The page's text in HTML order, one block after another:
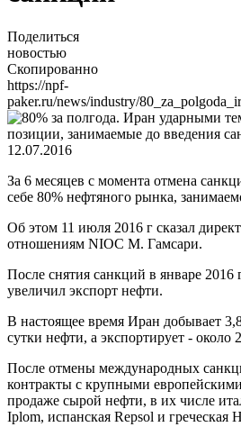
Поделиться
новостью
Скопированно
https://npf-
paker.ru/news/industry/
12.07.2016
За 6 месяцев с момента отмена
себе 80% нефтяного рынка,
Об этом 11 июля 2016 г сказал
отношениям NIOC М. Гамсари.
После снятия санкций в январе 2016
увеличил экспорт нефти.
В настоящее время Иран добывает
сутки нефти, а экспортирует - около
После отмены международных
контракты с крупными
продаже сырой нефти, в их числе
Iplom, испанская Repsol и греческая